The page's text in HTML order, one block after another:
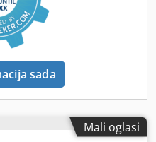
sada
Mali oglasi